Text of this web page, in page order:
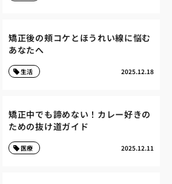
矯正後の頬コケとほうれい線に悩む
あなたへ
2025.12.18
生活
矯正中でも諦めない！カレー好きの
ための抜け道ガイド
2025.12.11
医療